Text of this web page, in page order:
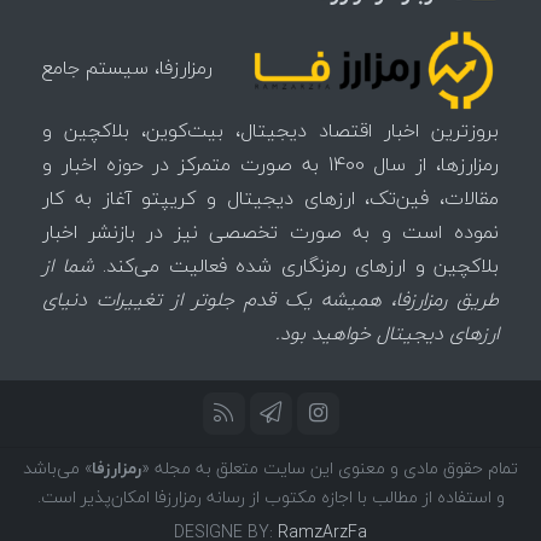
رمزارزفا، سیستم جامع
بروزترین اخبار اقتصاد دیجیتال، بیت‌کوین، بلاکچین و
رمزارزها، از سال 1400 به صورت متمرکز در حوزه اخبار و
مقالات، فین‌تک، ارزهای‌ دیجیتال و کریپتو آغاز به کار
نموده است و به صورت تخصصی نیز در بازنشر اخبار
بلاکچین و ارزهای رمزنگاری شده فعالیت می‌کند.شما از
طریق رمزارزفا، همیشه یک قدم جلوتر از تغییرات دنیای
ارزهای دیجیتال خواهید بود.
تمام حقوق مادی و معنوی این سایت متعلق به مجله «رمزارزفا» می‌باشد
و استفاده از مطالب با اجازه مکتوب از رسانه رمزارزفا امکان‌پذیر است.
DESIGNE BY: RamzArzFa